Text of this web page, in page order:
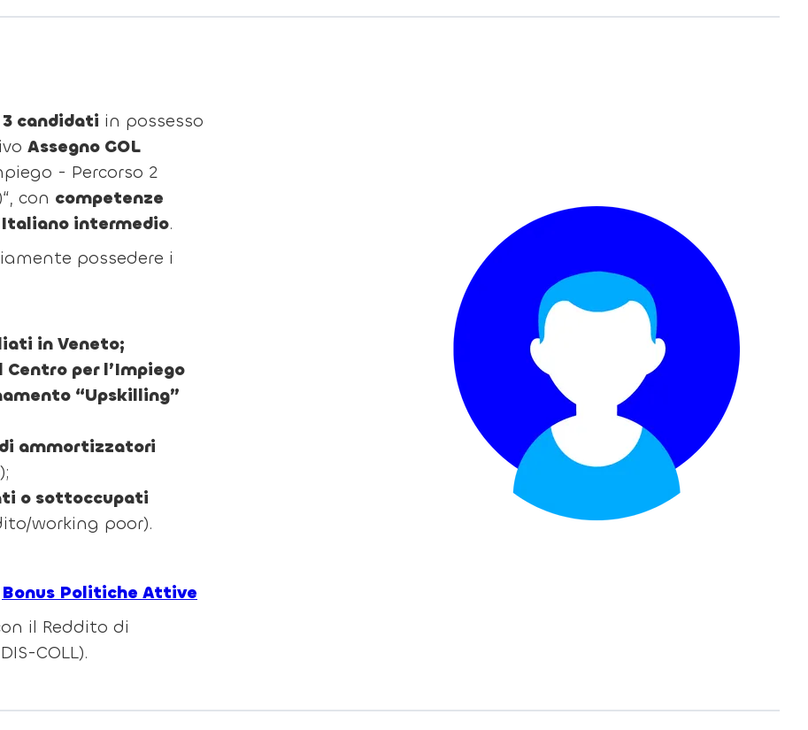
3 candidati in possesso
Assegno GOL
- Percorso 2
con competenze
intermedio.
possedere i
in Veneto;
per l’Impiego
“Upskilling”
ammortizzatori
o sottoccupati
working poor).
Bonus Politiche Attive
il Reddito di
COLL).